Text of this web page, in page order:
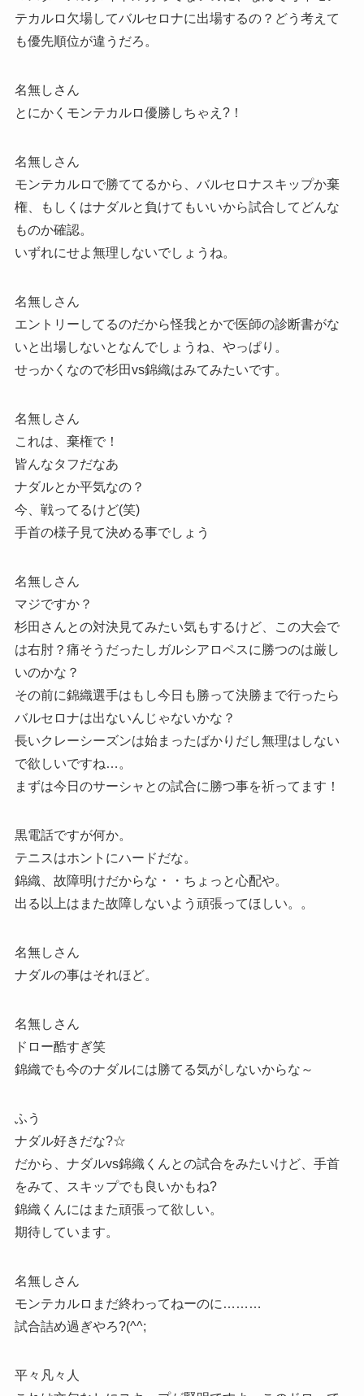
テカルロ欠場してバルセロナに出場するの？どう考えて
も優先順位が違うだろ。
名無しさん
とにかくモンテカルロ優勝しちゃえ?！
名無しさん
モンテカルロで勝ててるから、バルセロナスキップか棄
権、もしくはナダルと負けてもいいから試合してどんな
ものか確認。
いずれにせよ無理しないでしょうね。
名無しさん
エントリーしてるのだから怪我とかで医師の診断書がな
いと出場しないとなんでしょうね、やっぱり。
せっかくなので杉田vs錦織はみてみたいです。
名無しさん
これは、棄権で！
皆んなタフだなあ
ナダルとか平気なの？
今、戦ってるけど(笑)
手首の様子見て決める事でしょう
名無しさん
マジですか？
杉田さんとの対決見てみたい気もするけど、この大会で
は右肘？痛そうだったしガルシアロペスに勝つのは厳し
いのかな？
その前に錦織選手はもし今日も勝って決勝まで行ったら
バルセロナは出ないんじゃないかな？
長いクレーシーズンは始まったばかりだし無理はしない
で欲しいですね…。
まずは今日のサーシャとの試合に勝つ事を祈ってます！
黒電話ですが何か。
テニスはホントにハードだな。
錦織、故障明けだからな・・ちょっと心配や。
出る以上はまた故障しないよう頑張ってほしい。。
名無しさん
ナダルの事はそれほど。
名無しさん
ドロー酷すぎ笑
錦織でも今のナダルには勝てる気がしないからな～
ふう
ナダル好きだな?☆
だから、ナダルvs錦織くんとの試合をみたいけど、手首
をみて、スキップでも良いかもね?
錦織くんにはまた頑張って欲しい。
期待しています。
名無しさん
モンテカルロまだ終わってねーのに………
試合詰め過ぎやろ?(^^;
平々凡々人